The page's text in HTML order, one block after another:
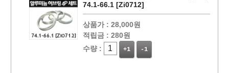
74.1-66.1 [Zi0712]
상품가 : 28,000원
적립금 : 280원
수량 :
+1 -1